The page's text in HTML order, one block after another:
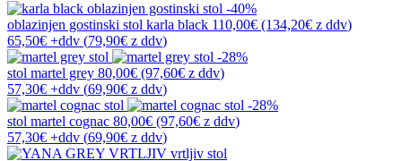
-40%
oblazinjen gostinski stol karla black 110,00€ (134,20€ z ddv)
65,50€ +ddv (79,90€ z ddv)
-28%
stol martel grey 80,00€ (97,60€ z ddv)
57,30€ +ddv (69,90€ z ddv)
-28%
stol martel cognac 80,00€ (97,60€ z ddv)
57,30€ +ddv (69,90€ z ddv)